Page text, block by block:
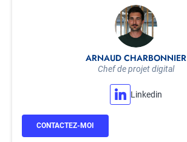
ARNAUD CHARBONNIER
Chef de projet digital
Linkedin
CONTACTEZ-MOI